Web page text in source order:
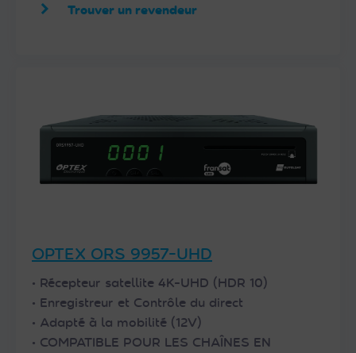
Trouver un revendeur
OPTEX ORS 9957-UHD
• Récepteur satellite 4K-UHD (HDR 10)
• Enregistreur et Contrôle du direct
• Adapté à la mobilité (12V)
• COMPATIBLE POUR LES CHAÎNES EN